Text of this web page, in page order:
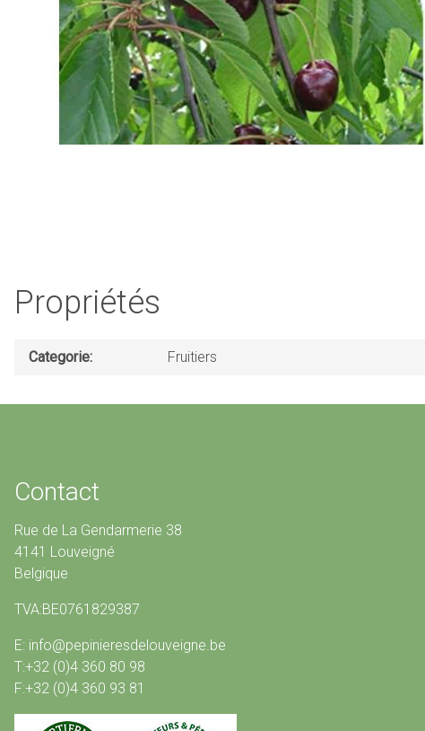
Propriétés
Categorie Fruitiers
Contact
Rue de La Gendarmerie 38
4141 Louveigné
Belgique
TVA:BE0761829387
E: info@pepinieresdelouveigne.be
T:+32 (0)4 360 80 98
F:+32 (0)4 360 93 81